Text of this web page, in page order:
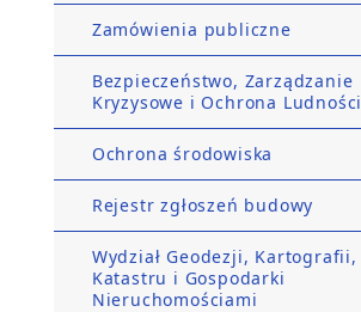
Zamówienia publiczne
Bezpieczeństwo, Zarządzanie
Kryzysowe i Ochrona Ludności
Ochrona środowiska
Rejestr zgłoszeń budowy
Wydział Geodezji, Kartografii,
Katastru i Gospodarki
Nieruchomościami